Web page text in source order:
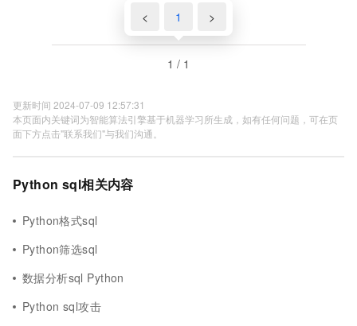
< 1 >
1 / 1
更新时间 2024-07-09 12:57:31
本页面内关键词为智能算法引擎基于机器学习所生成，如有任何问题，可在页
面下方点击"联系我们"与我们沟通。
Python sql相关内容
Python格式sql
Python筛选sql
数据分析sql Python
Python sql攻击